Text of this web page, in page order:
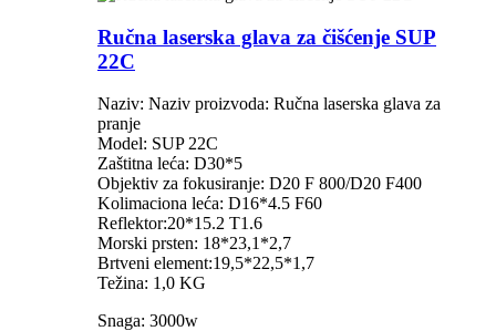
Ručna laserska glava za čišćenje SUP
22C
Naziv: Naziv proizvoda: Ručna laserska glava za
pranje
Model: SUP 22C
Zaštitna leća: D30*5
Objektiv za fokusiranje: D20 F 800/D20 F400
Kolimaciona leća: D16*4.5 F60
Reflektor:20*15.2 T1.6
Morski prsten: 18*23,1*2,7
Brtveni element:19,5*22,5*1,7
Težina: 1,0 KG
Snaga: 3000w